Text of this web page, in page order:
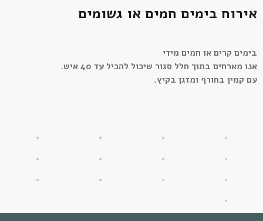
אירוח בימים חמים או גשומים
בימים קרים או חמים מידי
אנו מארחים בתוך חלל סגור שיכול להכיל עד 40 איש.
עם קמין בחורף ומזגן בקיץ.